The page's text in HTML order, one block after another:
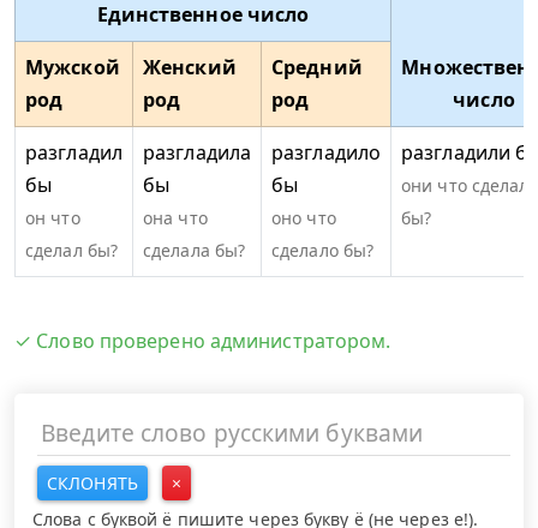
Единственное число
число
Мужской
род
Женский
род
Средний
род
разгладил
бы
он что
сделал бы?
разгладила
бы
она что
сделала бы?
разгладило
бы
оно что
сделало бы?
разгладили
они что
бы?
✓ Слово проверено администратором.
СКЛОНЯТЬ
×
Слова с буквой ё пишите через букву ё (не через е!).